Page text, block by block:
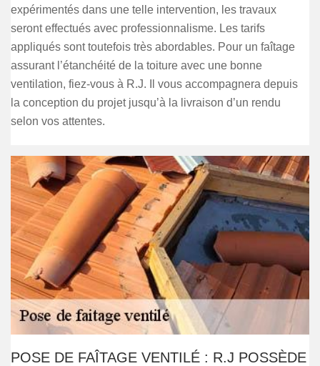
expérimentés dans une telle intervention, les travaux
seront effectués avec professionnalisme. Les tarifs
appliqués sont toutefois très abordables. Pour un faîtage
assurant l’étanchéité de la toiture avec une bonne
ventilation, fiez-vous à R.J. Il vous accompagnera depuis
la conception du projet jusqu’à la livraison d’un rendu
selon vos attentes.
POSE DE FAÎTAGE VENTILÉ : R.J POSSÈDE